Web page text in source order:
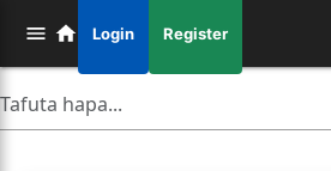
Login Register